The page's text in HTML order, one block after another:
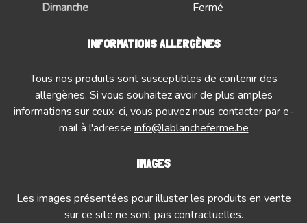
Dimanche
Fermé
INFORMATIONS ALLERGÈNES
Tous nos produits sont susceptibles de contenir des
allergènes. Si vous souhaitez avoir de plus amples
informations sur ceux-ci, vous pouvez nous contacter par e-
mail à l'adresse info@lablancheferme.be
IMAGES
Les images présentées pour illuster les produits en vente
sur ce site ne sont pas contractuelles.